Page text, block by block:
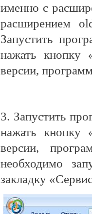
именно с
расширением
Запустить
нажать кнопку
версии,
3. Запустить
нажать кнопку
версии,
необходимо
закладку